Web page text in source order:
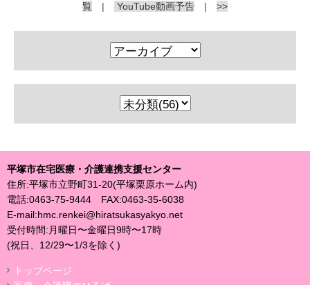
覧 | YouTube動画予告 | >>
平塚市在宅医療・介護連携支援センター
住所:平塚市立野町31-20(平塚栗原ホーム内)
電話:0463-75-9444 FAX:0463-35-6038
E-mail:hmc.renkei@hiratsukasyakyo.net
受付時間:月曜日〜金曜日9時〜17時
(祝日、12/29〜1/3を除く)
トッブページ